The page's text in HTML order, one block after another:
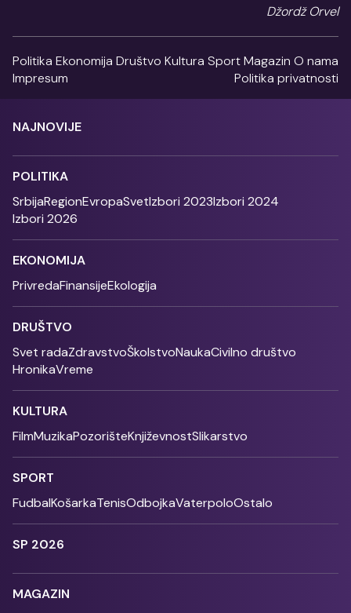
Džordž Orvel
Politika Ekonomija Društvo Kultura SportMagazin O nama
Impresum
Politika privatnosti
NAJNOVIJE
POLITIKA
SrbijaRegionEvropaSvetIzbori 2023Izbori 2024
Izbori 2026
EKONOMIJA
PrivredaFinansijeEkologija
DRUŠTVO
Svet radaZdravstvoŠkolstvoNaukaCivilno društvo
HronikaVreme
KULTURA
FilmMuzikaPozorišteKnjiževnostSlikarstvo
SPORT
FudbalKošarkaTenisOdbojkaVaterpoloOstalo
SP 2026
MAGAZIN